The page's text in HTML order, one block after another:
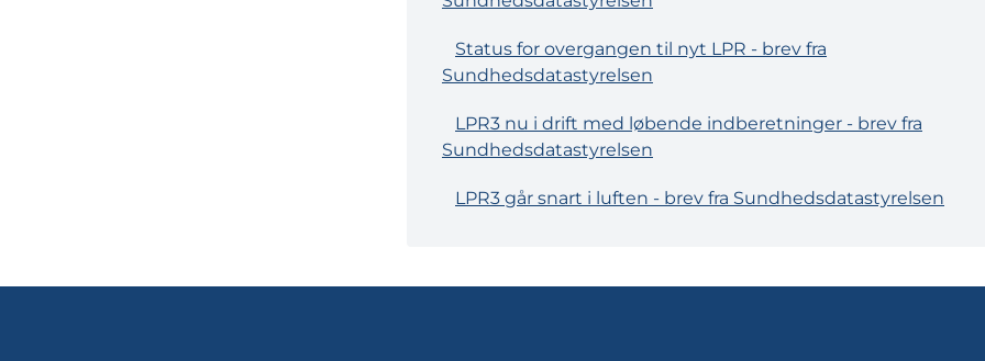
Status for overgangen til nyt LPR - brev fra
Sundhedsdatastyrelsen
LPR3 nu i drift med løbende indberetninger - brev fra
Sundhedsdatastyrelsen
LPR3 går snart i luften - brev fra Sundhedsdatastyrelsen